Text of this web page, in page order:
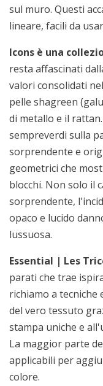
sul muro. Questi
lineare, facili da
Icons è una
resta affascinati
valori consolidati
pelle shagreen
di metallo e il
sempreverdi sulla
sorprendente e
geometrici che
blocchi. Non solo il
sorprendente,
opaco e lucido
lussuosa.
Essential | Les
parati che trae
richiamo a tecniche
del vero tessuto
stampa uniche e
La maggior parte
applicabili per
colore.